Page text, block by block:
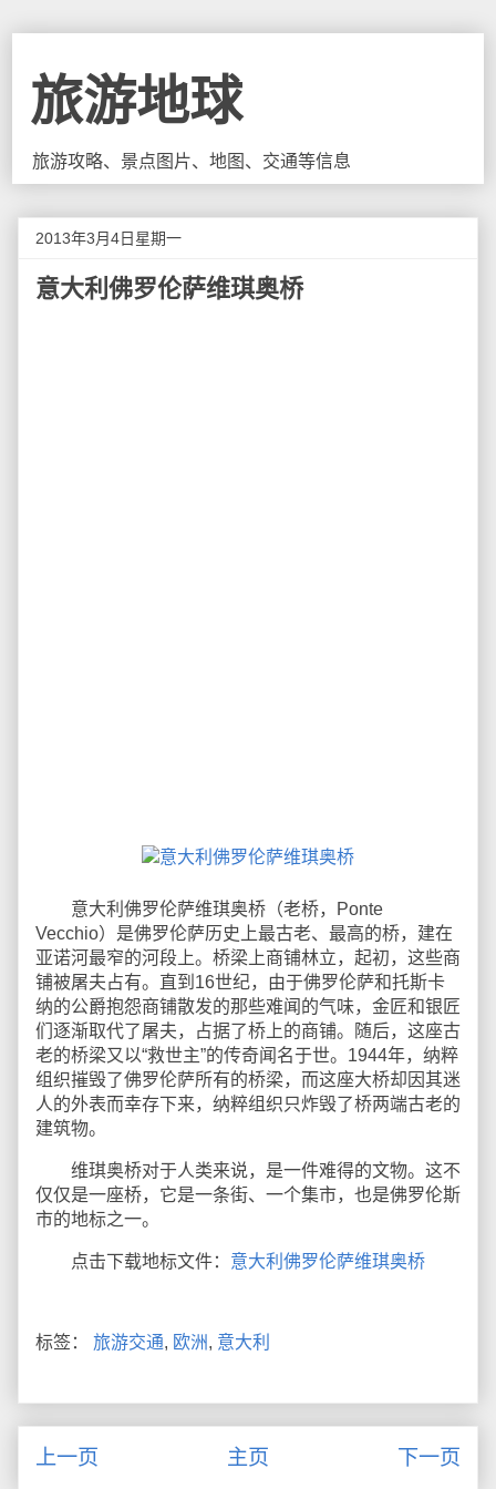
旅游地球
旅游攻略、景点图片、地图、交通等信息
2013年3月4日星期一
意大利佛罗伦萨维琪奥桥
意大利佛罗伦萨维琪奥桥（老桥，Ponte
Vecchio）是佛罗伦萨历史上最古老、最高的桥，建在
亚诺河最窄的河段上。桥梁上商铺林立，起初，这些商
铺被屠夫占有。直到16世纪，由于佛罗伦萨和托斯卡
纳的公爵抱怨商铺散发的那些难闻的气味，金匠和银匠
们逐渐取代了屠夫，占据了桥上的商铺。随后，这座古
老的桥梁又以“救世主”的传奇闻名于世。1944年，纳粹
组织摧毁了佛罗伦萨所有的桥梁，而这座大桥却因其迷
人的外表而幸存下来，纳粹组织只炸毁了桥两端古老的
建筑物。
维琪奥桥对于人类来说，是一件难得的文物。这不
仅仅是一座桥，它是一条街、一个集市，也是佛罗伦斯
市的地标之一。
点击下载地标文件： 意大利佛罗伦萨维琪奥桥
标签： 旅游交通, 欧洲, 意大利
上一页 下一页
主页